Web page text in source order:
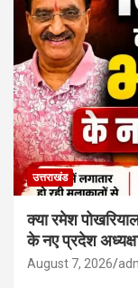
उत्तराखंड
क्या रमेश
के नए प्रदेश
August 7, 2026